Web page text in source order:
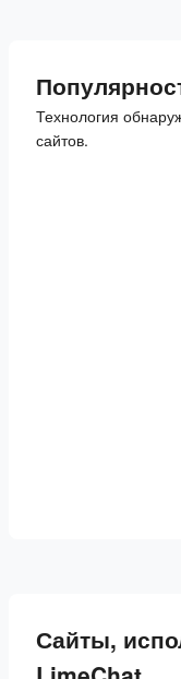
Технология
сайтов.
Сайты,